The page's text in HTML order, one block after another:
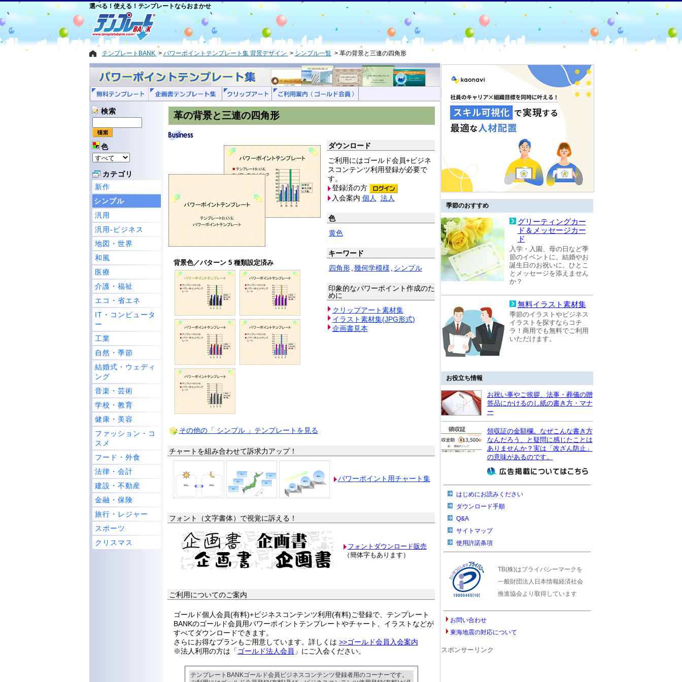
選べる！使える！テンプレートならおまかせ
テンプレートBANK パワーポイントテンプレート集 背景デザイン シンプル一覧 革の背景と三連の四角形
検索
色
カテゴリ
新作
シンプル
汎用
汎用-ビジネス
地図・世界
和風
医療
介護・福祉
エコ・省エネ
IT・コンピュータ
ー
工業
自然・季節
結婚式・ウェディ
ング
音楽・芸術
学校・教育
健康・美容
ファッション・コ
スメ
フード・外食
法律・会計
建設・不動産
金融・保険
旅行・レジャー
スポーツ
クリスマス
革の背景と三連の四角形
背景色／パターン 5 種類設定済み
その他の「 シンプル 」テンプレートを見る
ダウンロード
ご利用にはゴールド会員+ビジネ
スコンテンツ利用登録が必要で
す。
登録済の方
入会案内 個人 法人
色
黄色
キーワード
四角形 幾何学模様 シンプル
印象的なパワーポイント作成のた
めに
クリップアート素材集
イラスト素材集(JPG形式)
企画書見本
チャートを組み合わせて訴求力アップ！
パワーポイント用チャート集
フォント（文字書体）で視覚に訴える！
フォントダウンロード販売
（簡体字もあります）
ご利用についてのご案内
ゴールド個人会員(有料)+ビジネスコンテンツ利用(有料)ご登録で、テンプレート
BANKのゴールド会員用パワーポイントテンプレートやチャート、イラストなどが
すべてダウンロードできます。
さらにお得なプランもご用意しています。詳しくは >>ゴールド会員入会案内
※法人利用の方は「 ゴールド法人会員 」にご入会ください。
テンプレートBANKゴールド会員ビジネスコンテンツ登録者用のコーナーです。
季節のおすすめ
グリーティングカー
ド＆メッセージカー
ド
入学・入園、母の日など季
節のイベントに。結婚やお
誕生日のお祝いに。ひとこ
とメッセージを添えません
か？
無料イラスト素材集
季節のイラストやビジネス
イラストを探すならコチ
ラ！商用でも無料でご利用
いただけます。
お役立ち情報
お祝い事やご挨拶、法事・葬儀の贈
答品にかけるのし紙の書き方・マナ
ー
領収証の金額欄。なぜこんな書き方
なんだろう、と疑問に感じたことは
ありませんか？実は「改ざん防止」
の意味があるのです。
はじめにお読みください
ダウンロード手順
Q&A
サイトマップ
使用許諾条項
TB(株)はプライバシーマークを
一般財団法人日本情報経済社会
推進協会より取得しています
お問い合わせ
東海地震の対応について
スポンサーリンク